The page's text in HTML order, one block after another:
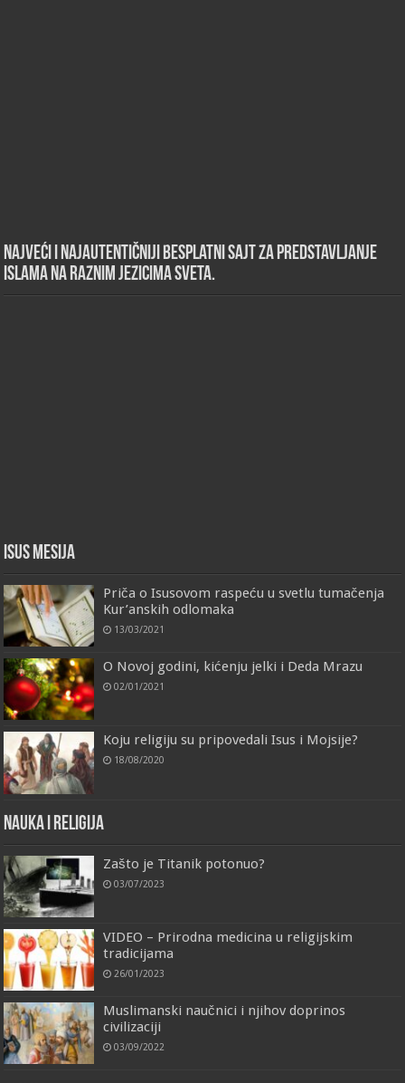
Najveći i najautentičniji besplatni sajt za predstavljanje
islama na raznim jezicima sveta.
Isus Mesija
Priča o Isusovom raspeću u svetlu tumačenja
Kur’anskih odlomaka
13/03/2021
O Novoj godini, kićenju jelki i Deda Mrazu
02/01/2021
Koju religiju su pripovedali Isus i Mojsije?
18/08/2020
Nauka i religija
Zašto je Titanik potonuo?
03/07/2023
VIDEO – Prirodna medicina u religijskim
tradicijama
26/01/2023
Muslimanski naučnici i njihov doprinos
civilizaciji
03/09/2022